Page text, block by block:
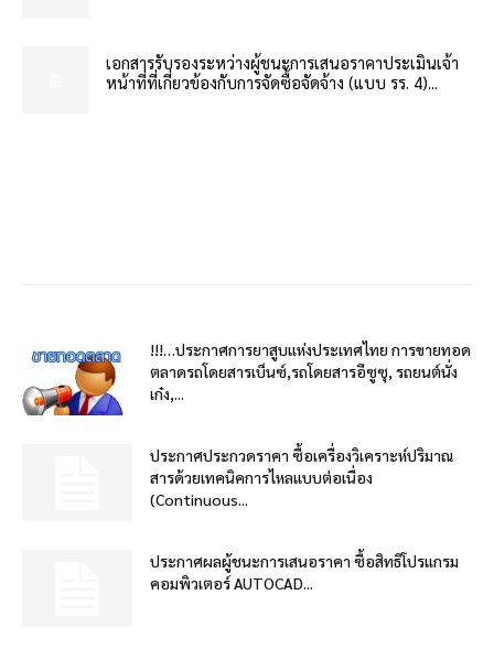
เอกสารรับรองระหว่างผู้ชนะการเสนอราคาประเมินเจ้า
หน้าที่ที่เกี่ยวข้องกับการจัดซื้อจัดจ้าง (แบบ รร. 4)...
!!!…ประกาศการยาสูบแห่งประเทศไทย การขายทอด
ตลาดรถโดยสารเบ็นซ์,รถโดยสารอีซูซุ, รถยนต์นั่ง
เก๋ง,...
ประกาศประกวดราคา ซื้อเครื่องวิเคราะห์ปริมาณ
สารด้วยเทคนิคการไหลแบบต่อเนื่อง
(Continuous...
ประกาศผลผู้ชนะการเสนอราคา ซื้อสิทธิโปรแกรม
คอมพิวเตอร์ AUTOCAD...